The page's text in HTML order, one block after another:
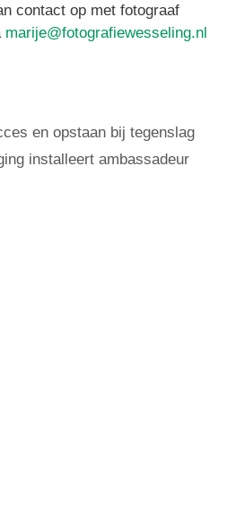
contact op met fotograaf
marije@fotografiewesseling.nl
en opstaan bij tegenslag
installeert ambassadeur